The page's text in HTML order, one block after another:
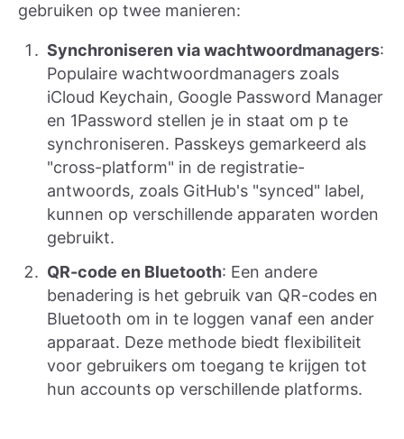
gebruiken op twee manieren:
Synchroniseren via wachtwoordmanagers:
Populaire wachtwoordmanagers zoals
iCloud Keychain, Google Password Manager
en 1Password stellen je in staat om p te
synchroniseren. Passkeys gemarkeerd als
"cross-platform" in de registratie-
antwoords, zoals GitHub's "synced" label,
kunnen op verschillende apparaten worden
gebruikt.
QR-code en Bluetooth: Een andere
benadering is het gebruik van QR-codes en
Bluetooth om in te loggen vanaf een ander
apparaat. Deze methode biedt flexibiliteit
voor gebruikers om toegang te krijgen tot
hun accounts op verschillende platforms.